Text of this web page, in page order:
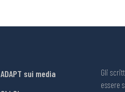
ADAPT sui media
Gli
essere